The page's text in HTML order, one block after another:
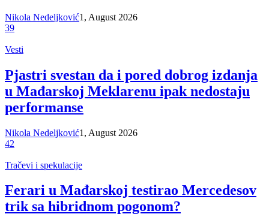
Nikola Nedeljković1, August 2026
39
Vesti
Pjastri svestan da i pored dobrog izdanja
u Mađarskoj Meklarenu ipak nedostaju
performanse
Nikola Nedeljković1, August 2026
42
Tračevi i spekulacije
Ferari u Mađarskoj testirao Mercedesov
trik sa hibridnom pogonom?